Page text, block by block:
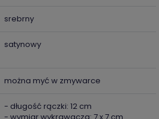
srebrny
satynowy
można myć w zmywarce
- długość rączki: 12 cm